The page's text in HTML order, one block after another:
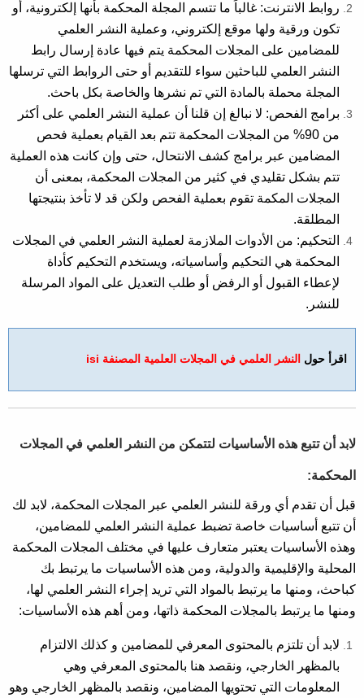
روابط الانترنت: غالباً ما تتسم المجلة المحكمة بأنها إلكترونية، أو
تكون ورقية ولها موقع إلكتروني، وعملية النشر العلمي
للمضامين على المجلات المحكمة يتم فيها عادة إرسال رابط
النشر العلمي للباحثين سواء للتقديم أو حتى الروابط التي ترسلها
المجلة محملة بالمادة التي تم نشرها والخاصة بكل باحث.
برامج الفحص: لا نبالغ إن قلنا أن عملية النشر العلمي على أكثر
من 90% من المجلات المحكمة تتم بعد القيام بعملية فحص
المضامين عبر برامج كشف الانتحال، حتى وإن كانت هذه العملية
تتم بشكل تقليدي في كثير من المجلات المحكمة، بمعنى أن
المجلات المكمة تقوم بعملية الفحص ولكن قد لا تأخذ بنتيجتها
المطلقة.
التحكيم: من الأدوات الملازمة لعملية النشر العلمي في المجلات
المحكمة هي التحكيم وأساسياته، ويستخدم التحكيم كأداة
لإعطاء القبول أو الرفض أو طلب التعديل على المواد المرسلة
للنشر.
​اقرأ حول النشر العلمي في المجلات العلمية المصنفة isi
لابد أن تتبع هذه الأساسيات لتتمكن من النشر العلمي في المجلات
المحكمة:
قبل أن تقدم أي ورقة للنشر العلمي عبر المجلات المحكمة، لابد لك
أن تتبع أساسيات خاصة تضبط عملية النشر العلمي للمضامين،
وهذه الأساسيات يعتبر متعارف عليها في مختلف المجلات المحكمة
المحلية والإقليمية والدولية، ومن هذه الأساسيات ما يرتبط بك
كباحث، ومنها ما يرتبط بالمواد التي تريد إجراء النشر العلمي لها،
ومنها ما يرتبط بالمجلات المحكمة ذاتها، ومن أهم هذه الأساسيات:
لابد أن تلتزم بالمحتوى المعرفي للمضامين و كذلك الالتزام
بالمظهر الخارجي، ونقصد هنا بالمحتوى المعرفي وهي
المعلومات التي تحتويها المضامين، ونقصد بالمظهر الخارجي وهو